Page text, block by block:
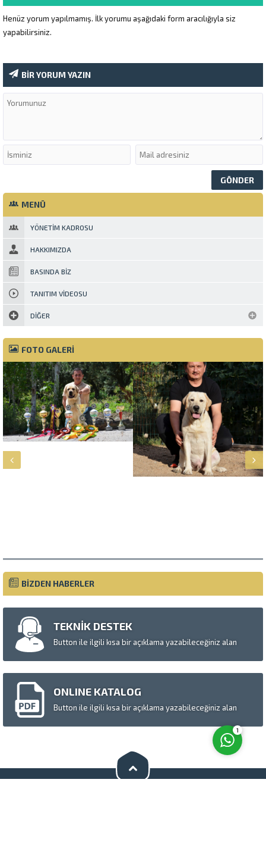
Henüz yorum yapılmamış. İlk yorumu aşağıdaki form aracılığıyla siz
yapabilirsiniz.
BİR YORUM YAZIN
MENÜ
YÖNETIM KADROSU
HAKKIMIZDA
BASINDA BIZ
TANITIM VIDEOSU
DIĞER
FOTO GALERİ
BİZDEN HABERLER
TEKNİK DESTEK
Button ile ilgili kısa bir açıklama yazabileceğiniz alan
ONLINE KATALOG
Button ile ilgili kısa bir açıklama yazabileceğiniz alan
Cevap Yaz
1